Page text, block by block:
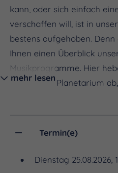
kann, oder sich einfach
verschaffen will, ist in
bestens aufgehoben.
Ihnen einen Überblick
Musikprogramme. Hier
Raumschiff Planetarium
Zeppelins „Stairway to
mehr lesen
Termin(e)
Dienstag 25.08.2026,